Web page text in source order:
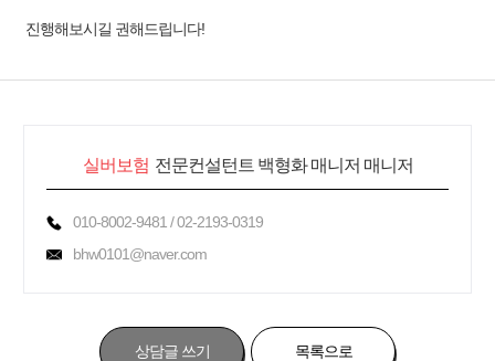
진행해보시길 권해드립니다!
실버보험 전문컨설턴트 백형화 매니저 매니저
010-8002-9481 / 02-2193-0319
bhw0101@naver.com
상담글 쓰기 목록으로